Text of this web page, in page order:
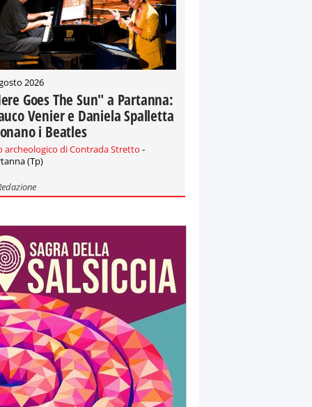
2026
Goes The Sun" a Partanna:
Venier e Daniela Spalletta
i Beatles
archeologico di Contrada Stretto -
(Tp)